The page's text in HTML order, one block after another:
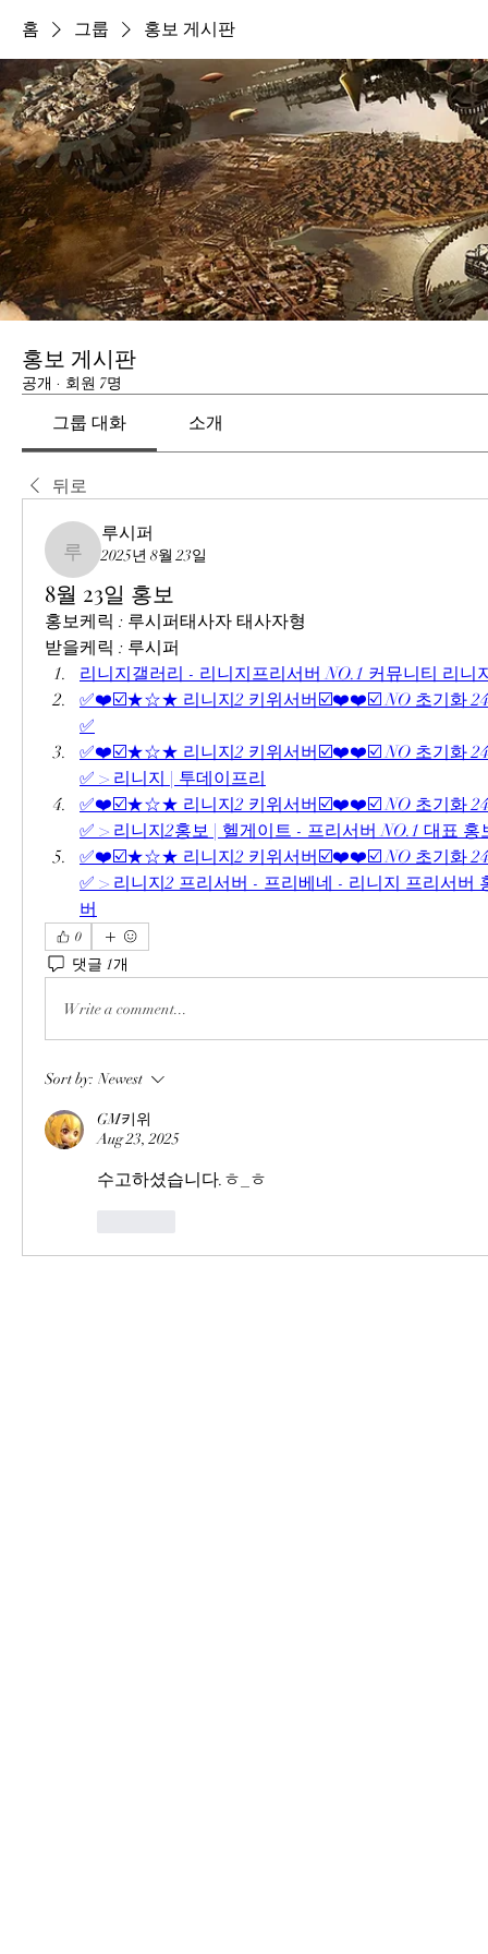
홈 그룹 홍보 게시판
홍보 게시판
공개 · 회원 7명
그룹 대화 소개
뒤로
루시퍼
루시퍼
2025년 8월 23일
8월 23일 홍보
홍보케릭 : 루시퍼태사자 태사자형
받을케릭 : 루시퍼
리니지갤러리 - 리니지프리서버 NO.1 커뮤니티 리니
✅❤️☑️★☆★ 리니지2 키위서버☑️❤️❤️☑️ NO 초기화
✅
✅❤️☑️★☆★ 리니지2 키위서버☑️❤️❤️☑️ NO 초기화
✅ > 리니지 | 투데이프리
✅❤️☑️★☆★ 리니지2 키위서버☑️❤️❤️☑️ NO 초기화
✅ > 리니지2홍보 | 헬게이트 - 프리서버 NO.1 대표 홍
✅❤️☑️★☆★ 리니지2 키위서버☑️❤️❤️☑️ NO 초기화
✅ > 리니지2 프리서버 - 프리베네 - 리니지 프리서버
버
0
댓글 1개
Write a comment...
Sort by: Newest
GM키위
Aug 23, 2025
수고하셨습니다.ㅎ_ㅎ